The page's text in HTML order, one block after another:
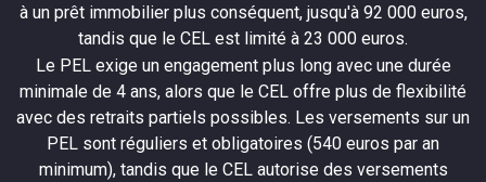
à un prêt immobilier plus conséquent, jusqu'à 92 000 euros,
tandis que le CEL est limité à 23 000 euros.
Le PEL exige un engagement plus long avec une durée
minimale de 4 ans, alors que le CEL offre plus de flexibilité
avec des retraits partiels possibles. Les versements sur un
PEL sont réguliers et obligatoires (540 euros par an
minimum), tandis que le CEL autorise des versements